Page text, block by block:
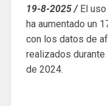
19-8-2025 /El uso
ha aumentado un
con los datos de
realizados
de 2024.